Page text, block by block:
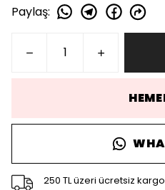
Paylaş:
250 TL üzeri ücretsiz kargo